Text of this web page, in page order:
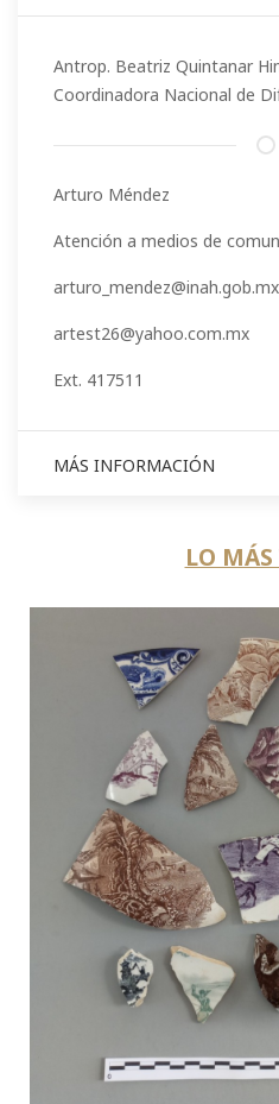
Antrop. Beatriz Quintanar
Coordinadora Nacional de
Arturo Méndez
Atención a medios de
arturo_mendez@inah.gob.mx
artest26@yahoo.com.mx
Ext. 417511
MÁS INFORMACIÓN
LO